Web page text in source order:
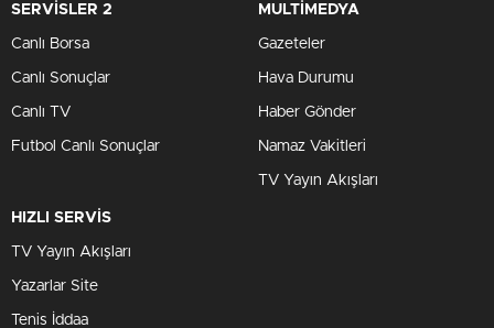
SERVİSLER 2
Canlı Borsa
Canlı Sonuçlar
Canlı TV
Futbol Canlı Sonuçlar
MULTİMEDYA
Gazeteler
Hava Durumu
Haber Gönder
Namaz Vakitleri
TV Yayın Akışları
HIZLI SERVİS
TV Yayın Akışları
Yazarlar Site
Tenis İddaa